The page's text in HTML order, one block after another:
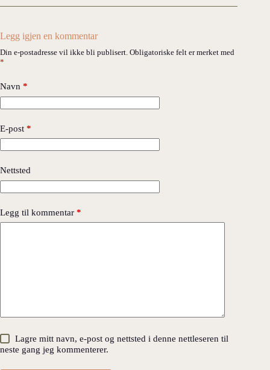
Legg igjen en kommentar
Din e-postadresse vil ikke bli publisert. Obligatoriske felt er merket med
*
Navn *
E-post *
Nettsted
Legg til kommentar *
Lagre mitt navn, e-post og nettsted i denne nettleseren til
neste gang jeg kommenterer.